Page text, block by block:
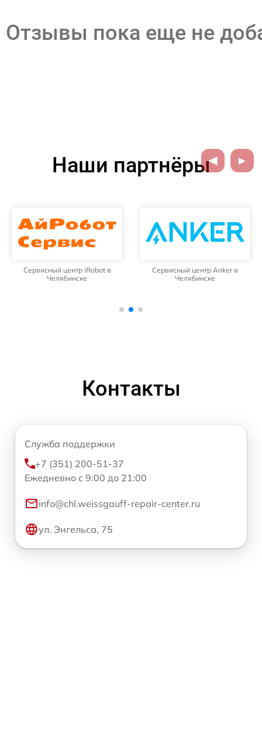
Отзывы пока еще не
Наши партнёры
Сервисный центр iRobot в
Челябинске
Сервисный центр Anker в
Челябинске
Контакты
Служба поддержки
+7 (351) 200-51-37
Ежедневно с 9:00 до 21:00
info@chl.weissgauff-repair-center.ru
ул. Энгельса, 75